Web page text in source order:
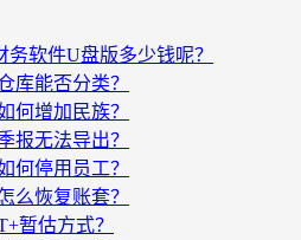
务软件U盘版多少钱呢？
库能否分类？
何增加民族？
报无法导出？
何停用员工？
么恢复账套？
暂估方式？